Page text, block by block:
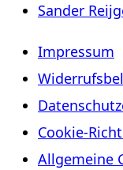
Sander
Impressum
Cookie-
Allgemeine